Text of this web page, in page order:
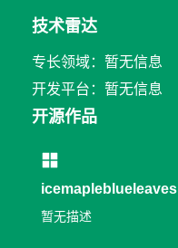
技术雷达
专长领域：暂无信息
开发平台：暂无信息
开源作品
icemapleblueleaves
暂无描述